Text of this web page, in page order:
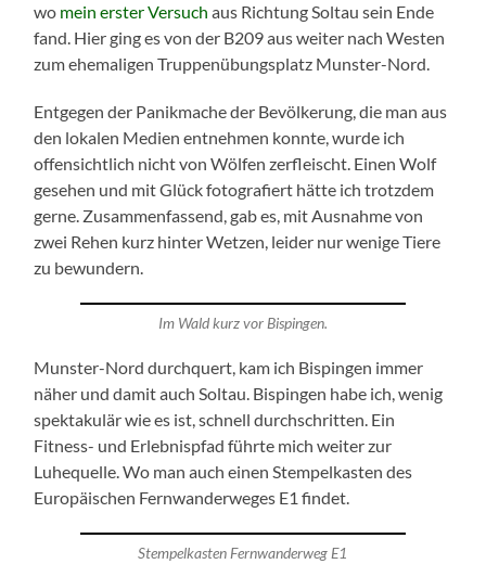
wo mein erster Versuch aus Richtung Soltau sein Ende
fand. Hier ging es von der B209 aus weiter nach Westen
zum ehemaligen Truppenübungsplatz Munster-Nord.
Entgegen der Panikmache der Bevölkerung, die man aus
den lokalen Medien entnehmen konnte, wurde ich
offensichtlich nicht von Wölfen zerfleischt. Einen Wolf
gesehen und mit Glück fotografiert hätte ich trotzdem
gerne. Zusammenfassend, gab es, mit Ausnahme von
zwei Rehen kurz hinter Wetzen, leider nur wenige Tiere
zu bewundern.
Im Wald kurz vor Bispingen.
Munster-Nord durchquert, kam ich Bispingen immer
näher und damit auch Soltau. Bispingen habe ich, wenig
spektakulär wie es ist, schnell durchschritten. Ein
Fitness- und Erlebnispfad führte mich weiter zur
Luhequelle. Wo man auch einen Stempelkasten des
Europäischen Fernwanderweges E1 findet.
Stempelkasten Fernwanderweg E1